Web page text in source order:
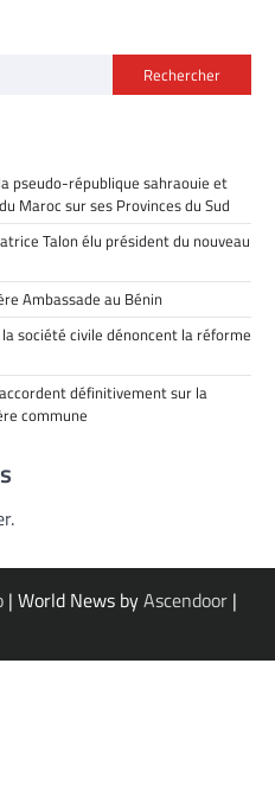
Rechercher
pseudo-république sahraouie et
Maroc sur ses Provinces du Sud
Talon élu président du nouveau
Ambassade au Bénin
société civile dénoncent la réforme
définitivement sur la
commune
| World News byAscendoor |